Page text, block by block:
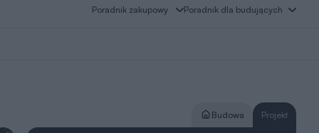
Poradnik zakupowy Poradnik dla budujących
Budowa Projekt